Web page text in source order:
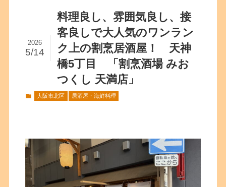
料理良し、雰囲気良し、接
客良しで大人気のワンラン
ク上の割烹居酒屋！ 天神
橋5丁目 「割烹酒場 みお
つくし 天満店」
2026
5/14
大阪市北区 居酒屋・海鮮料理